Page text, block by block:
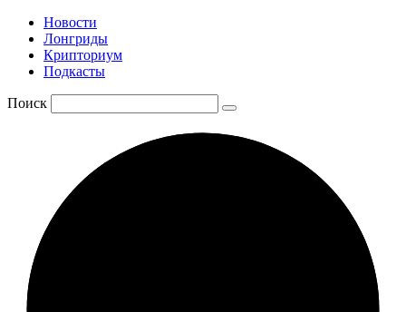
Новости
Лонгриды
Крипториум
Подкасты
Поиск